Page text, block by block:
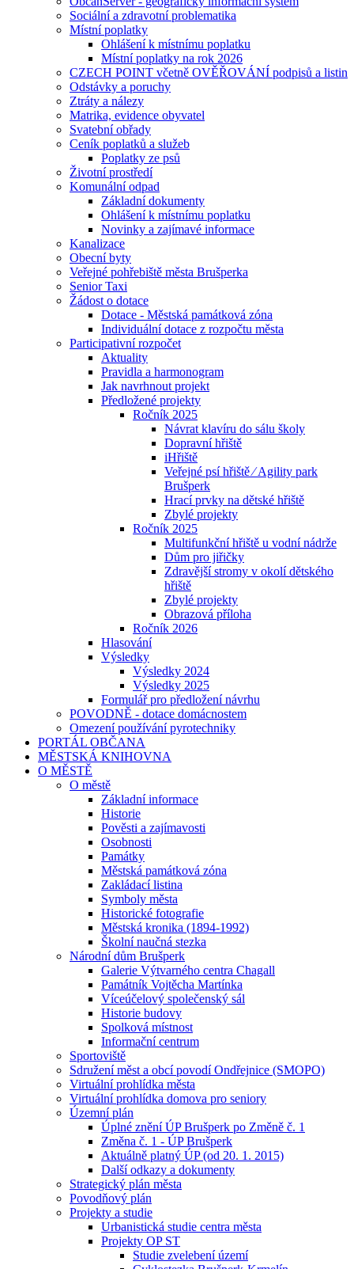
Sociální a zdravotní problematika
Místní poplatky
Ohlášení k místnímu poplatku
Místní poplatky na rok 2026
CZECH POINT včetně OVĚŘOVÁNÍ podpisů a listin
Odstávky a poruchy
Ztráty a nálezy
Matrika, evidence obyvatel
Svatební obřady
Ceník poplatků a služeb
Poplatky ze psů
Životní prostředí
Komunální odpad
Základní dokumenty
Ohlášení k místnímu poplatku
Novinky a zajímavé informace
Kanalizace
Obecní byty
Veřejné pohřebiště města Brušperka
Senior Taxi
Žádost o dotace
Dotace - Městská památková zóna
Individuální dotace z rozpočtu města
Participativní rozpočet
Aktuality
Pravidla a harmonogram
Jak navrhnout projekt
Předložené projekty
Ročník 2025
Návrat klavíru do sálu školy
Dopravní hřiště
iHřiště
Veřejné psí hřiště ⁄ Agility park
Brušperk
Hrací prvky na dětské hřiště
Zbylé projekty
Ročník 2025
Multifunkční hřiště u vodní nádrže
Dům pro jiřičky
Zdravější stromy v okolí dětského
hřiště
Zbylé projekty
Obrazová příloha
Ročník 2026
Hlasování
Výsledky
Výsledky 2024
Výsledky 2025
Formulář pro předložení návrhu
POVODNĚ - dotace domácnostem
Omezení používání pyrotechniky
PORTÁL OBČANA
MĚSTSKÁ KNIHOVNA
O MĚSTĚ
O městě
Základní informace
Historie
Pověsti a zajímavosti
Osobnosti
Památky
Městská památková zóna
Zakládací listina
Symboly města
Historické fotografie
Městská kronika (1894-1992)
Školní naučná stezka
Národní dům Brušperk
Galerie Výtvarného centra Chagall
Památník Vojtěcha Martínka
Víceúčelový společenský sál
Historie budovy
Spolková místnost
Informační centrum
Sportoviště
Sdružení měst a obcí povodí Ondřejnice (SMOPO)
Virtuální prohlídka města
Virtuální prohlídka domova pro seniory
Územní plán
Úplné znění ÚP Brušperk po Změně č. 1
Změna č. 1 - ÚP Brušperk
Aktuálně platný ÚP (od 20. 1. 2015)
Další odkazy a dokumenty
Strategický plán města
Povodňový plán
Projekty a studie
Urbanistická studie centra města
Projekty OP ST
Studie zvelebení území